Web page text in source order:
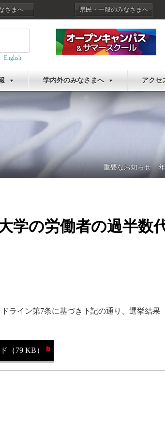
さまへ 県民・一般のみなさまへ
English
学内外のみなさまへ アクセ
重要なお知らせ
の労働者の過半数
ライン第7条に基づき下記の通り、選挙結果
（79 KB）